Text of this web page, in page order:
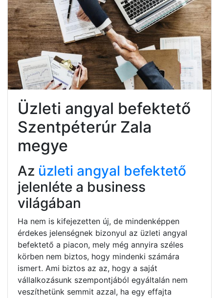
Üzleti angyal befektető
Szentpéterúr Zala
megye
Az üzleti angyal befektető
jelenléte a business
világában
Ha nem is kifejezetten új, de mindenképpen
érdekes jelenségnek bizonyul az üzleti angyal
befektető a piacon, mely még annyira széles
körben nem biztos, hogy mindenki számára
ismert. Ami biztos az az, hogy a saját
vállalkozásunk szempontjából egyáltalán nem
veszíthetünk semmit azzal, ha egy effajta